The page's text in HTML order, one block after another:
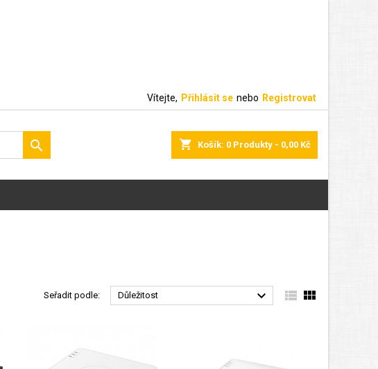
Vítejte, Přihlásit se nebo Registrovat
shopping_cart Košík: 0 Produkty - 0,00 Kč

Seřadit podle: Důležitost   